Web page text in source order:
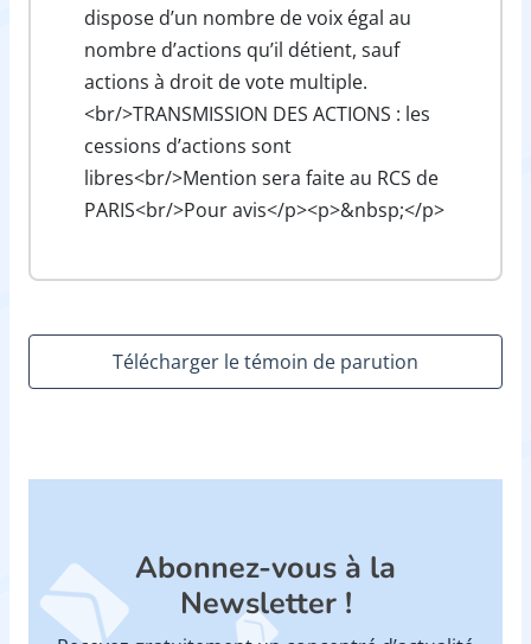
dispose d’un nombre de voix égal au
nombre d’actions qu’il détient, sauf
actions à droit de vote multiple.
<br/>TRANSMISSION DES ACTIONS : les
cessions d’actions sont
libres<br/>Mention sera faite au RCS de
PARIS<br/>Pour avis</p><p>&nbsp;</p>
Télécharger le témoin de parution
Abonnez-vous à la
Newsletter !